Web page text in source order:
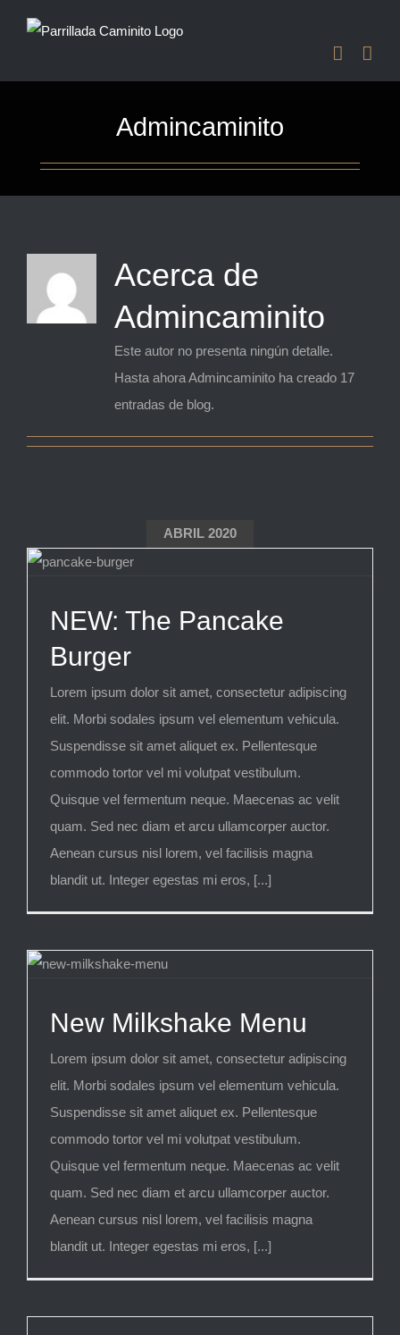
Admincaminito
Acerca de
Admincaminito
Este autor no presenta ningún detalle.
Hasta ahora Admincaminito ha creado 17
entradas de blog.
ABRIL 2020
NEW: The Pancake
Burger
Lorem ipsum dolor sit amet, consectetur adipiscing
elit. Morbi sodales ipsum vel elementum vehicula.
Suspendisse sit amet aliquet ex. Pellentesque
commodo tortor vel mi volutpat vestibulum.
Quisque vel fermentum neque. Maecenas ac velit
quam. Sed nec diam et arcu ullamcorper auctor.
Aenean cursus nisl lorem, vel facilisis magna
blandit ut. Integer egestas mi eros, [...]
New Milkshake Menu
Lorem ipsum dolor sit amet, consectetur adipiscing
elit. Morbi sodales ipsum vel elementum vehicula.
Suspendisse sit amet aliquet ex. Pellentesque
commodo tortor vel mi volutpat vestibulum.
Quisque vel fermentum neque. Maecenas ac velit
quam. Sed nec diam et arcu ullamcorper auctor.
Aenean cursus nisl lorem, vel facilisis magna
blandit ut. Integer egestas mi eros, [...]